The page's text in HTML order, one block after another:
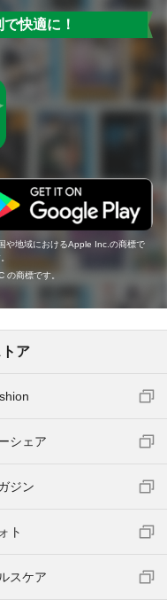
快適に！
や地域におけるApple Inc.の商標で
商標です。
ア
シェア
ジン
ト
スケア